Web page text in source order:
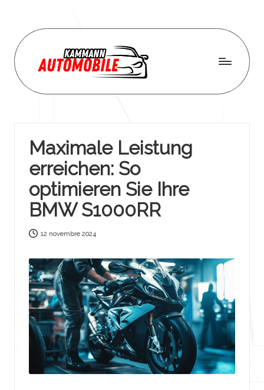
content
K
m
a
n
n
a
u
t
o
m
o
bi
le
Maximale Leistung
erreichen: So
optimieren Sie Ihre
BMW S1000RR
12 novembre 2024